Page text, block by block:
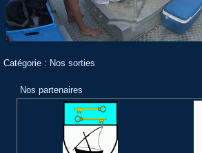
Catégorie : Nos sorties
Nos partenaires